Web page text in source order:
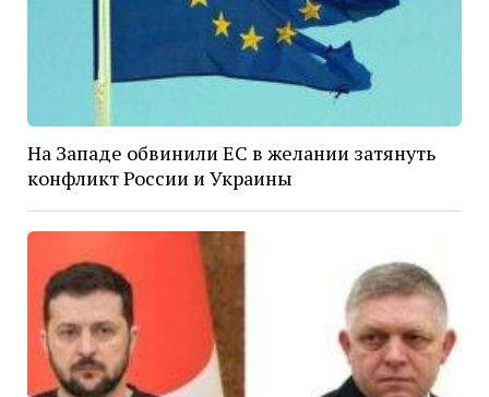
На Западе обвинили ЕС в желании затянуть
конфликт России и Украины